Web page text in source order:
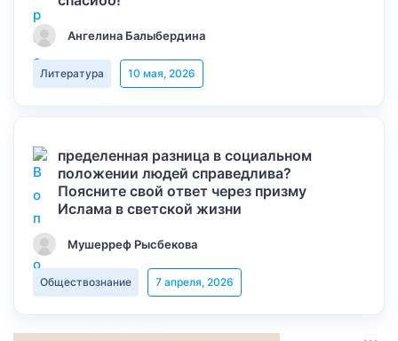
Ангелина Балыбердина
Литература 10 мая, 2026
пределенная разница в социальном
положении людей справедлива?
Поясните свой ответ через призму
Ислама в светской жизни
Мушерреф Рысбекова
Обществознание 7 апреля, 2026